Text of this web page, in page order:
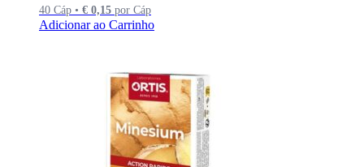
40 Cáp • € 0,15 por Cáp
Adicionar ao Carrinho